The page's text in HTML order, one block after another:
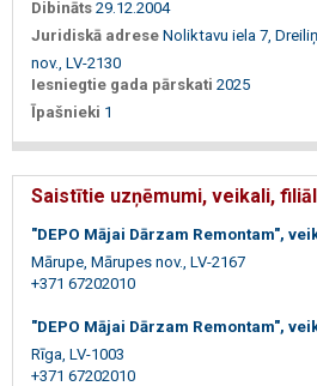
Dibināts 29.12.2004
Juridiskā adrese Noliktavu iela 7,
nov., LV-2130
Iesniegtie gada pārskati 2025
Īpašnieki 1
Saistītie uzņēmumi, veikali,
"DEPO Mājai Dārzam Remontam",
Mārupe, Mārupes nov., LV-2167
+371 67202010
"DEPO Mājai Dārzam Remontam",
Rīga, LV-1003
+371 67202010